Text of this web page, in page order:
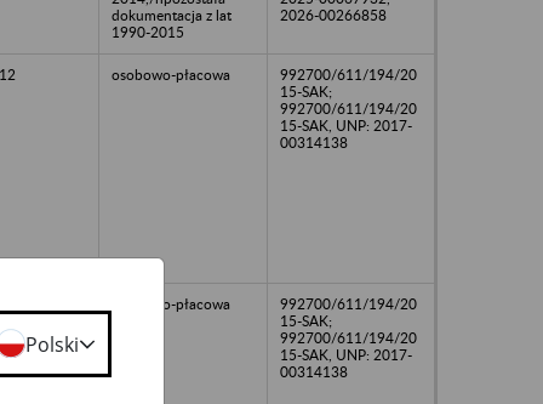
dokumentacja z lat
1990-2015
2026-00266858
osobowo-płacowa
992700/611/194/20
15-SAK;
992700/611/194/20
15-SAK, UNP: 2017-
00314138
osobowo-płacowa
992700/611/194/20
15-SAK;
992700/611/194/20
15-SAK, UNP: 2017-
00314138
Polski